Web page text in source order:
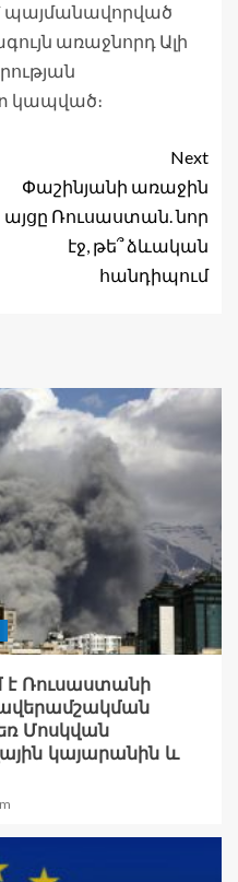
պայմանավորված
առաջնորդ Ալի
կապված։
Next
Փաշինյանի առաջին
այցը Ռուսաստան. նոր
էջ, թե՞ ձևական
հանդիպում
է Ռուսաստանի
Մոսկվան
կայարանին և